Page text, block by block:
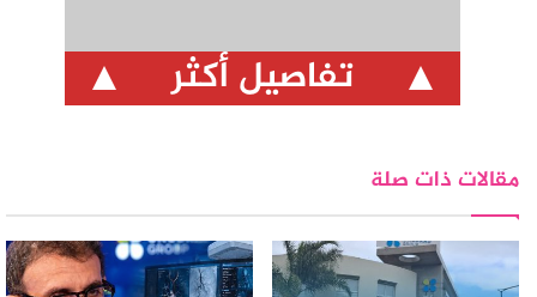
تفاصيل أكثر
مقالات ذات صلة